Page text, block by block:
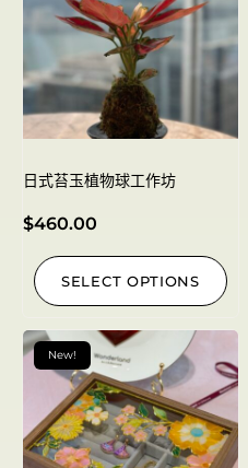
日式苔玉植物球工作坊
$460.00
SELECT OPTIONS
New!